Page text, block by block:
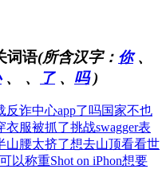
词语(所含汉字： 你、
、 、 了、 吗)
反诈中心app了吗国家不也
衣服被抓了挑战swagger表
山腰太挤了想去山顶看看世
以称重Shot on iPhon想要